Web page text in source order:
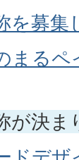
を募集
まる
が決ま